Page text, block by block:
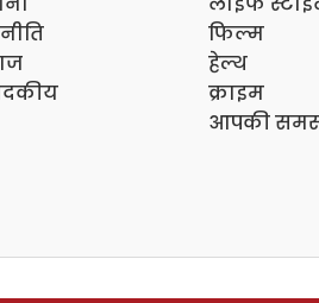
फिल्म
हेल्थ
क्राइम
आपकी